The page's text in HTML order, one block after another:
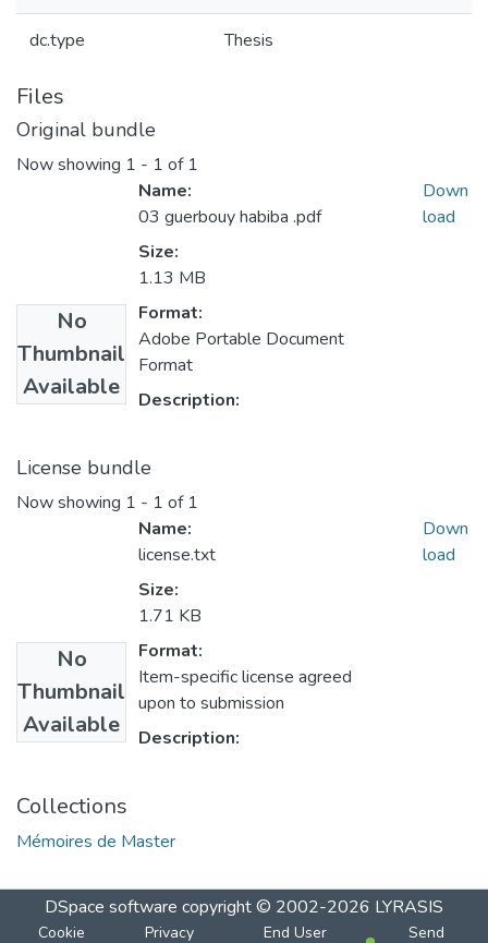
dc.type Thesis
Files
Original bundle
Now showing 1 - 1 of 1
No
Thumbnail
Available
Name:
03 guerbouy habiba .pdf
Size:
1.13 MB
Format:
Adobe Portable Document
Format
Description:
Down
load
License bundle
Now showing 1 - 1 of 1
No
Thumbnail
Available
Name:
license.txt
Size:
1.71 KB
Format:
Item-specific license agreed
upon to submission
Description:
Down
load
Collections
Mémoires de Master
DSpace software copyright © 2002-2026 LYRASIS
Cookie Privacy End User Send